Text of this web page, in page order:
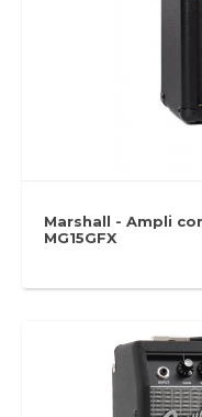
Marshall - Ampli
MG15GFX